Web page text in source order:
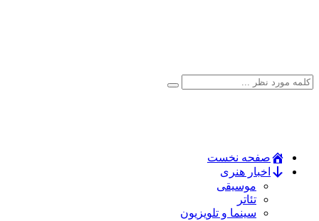
صفحه نخست
اخبار هنری
موسیقی
تئاتر
سینما و تلویزیون